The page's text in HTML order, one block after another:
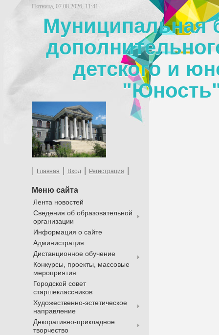
Пятница, 07.08.2026, 11:41
Муниципальная
детского и
| Главная | Вход | Регистрация |
Меню сайта
Лента новостей
Сведения об образовательной
организации
Информация о сайте
Администрация
Дистанционное обучение
Конкурсы, проекты, массовые
мероприятия
Городской совет
старшеклассников
Художественно-эстетическое
направление
Декоративно-прикладное
творчество